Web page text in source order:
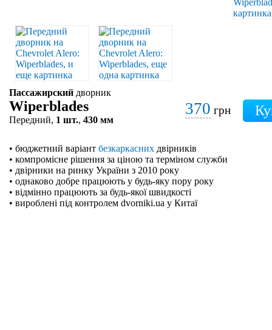
Пассажирский дворник
Wiperblades
Передний, 1 шт., 430 мм
370 грн
• бюджетний варіант безкаркасних двірників
• компромісне рішення за ціною та терміном служби
• двірники на ринку України з 2010 року
• однаково добре працюють у будь-яку пору року
• відмінно працюють за будь-якої швидкості
• вироблені під контролем dvorniki.ua у Китаї